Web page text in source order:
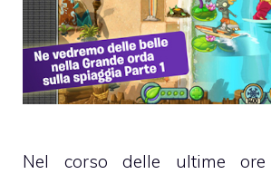
Nel corso delle ultime ore